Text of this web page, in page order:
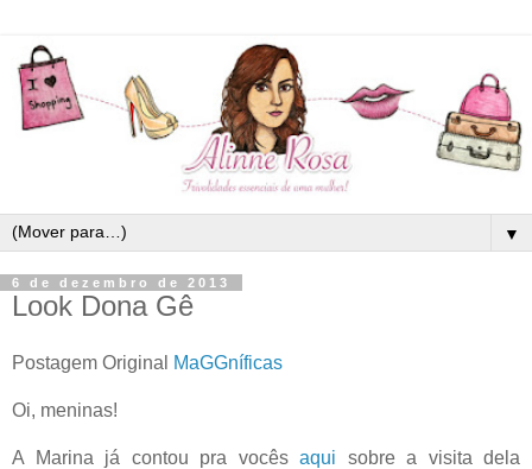
▼
6 de dezembro de 2013
Look Dona Gê
Postagem Original MaGGníficas
Oi, meninas!
A Marina já contou pra vocês aqui sobre a visita dela